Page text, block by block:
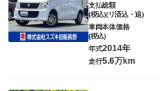
支払総額
(税込)(リ済込・追)
車両本体価格
(税込)
年式2014年
走行5.6万km